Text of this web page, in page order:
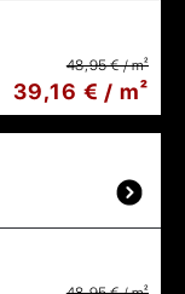
48,95 € / m²
39,16 € / m²